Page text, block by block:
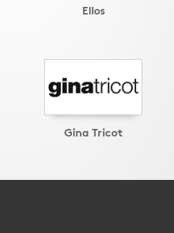
Ellos
Gina Tricot